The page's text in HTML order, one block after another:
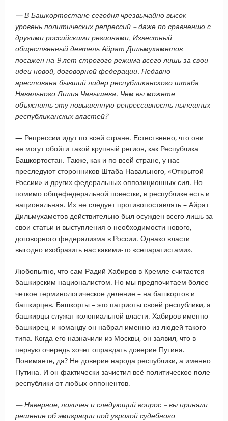
— В Башкортостане сегодня чрезвычайно высок
уровень политических репрессий – даже по сравнению с
другими российскими регионами. Известный
общественный деятель Айрат Дильмухаметов
посажен на 9 лет строгого режима всего лишь за свои
идеи новой, договорной федерации. Недавно
арестована бывший лидер республиканского штаба
Навального Лилия Чанышева. Чем вы можете
объяснить эту повышенную репрессивность нынешних
республиканских властей?
— Репрессии идут по всей стране. Естественно, что они
не могут обойти такой крупный регион, как Республика
Башкортостан. Также, как и по всей стране, у нас
преследуют сторонников Штаба Навального, «Открытой
России» и других федеральных оппозиционных сил. Но
помимо общефедеральной повестки, в республике есть и
национальная. Их не следует противопоставлять – Айрат
Дильмухаметов действительно был осужден всего лишь за
свои статьи и выступления о необходимости нового,
договорного федерализма в России. Однако власти
выгодно изобразить нас какими-то «сепаратистами».
Любопытно, что сам Радий Хабиров в Кремле считается
башкирским националистом. Но мы предпочитаем более
четкое терминологическое деление – на башкортов и
башкирцев. Башкорты – это патриоты своей республики, а
башкирцы служат колониальной власти. Хабиров именно
башкирец, и команду он набрал именно из людей такого
типа. Когда его назначили из Москвы, он заявил, что в
первую очередь хочет оправдать доверие Путина.
Понимаете, да? Не доверие народа республики, а именно
Путина. И он фактически зачистил всё политическое поле
республики от любых оппонентов.
— Наверное, логичен и следующий вопрос – вы приняли
решение об эмиграции под угрозой судебного